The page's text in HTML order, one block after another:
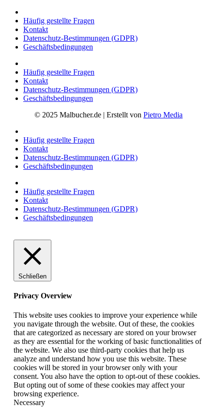
Häufig gestellte Fragen
Kontakt
Datenschutz-Bestimmungen (GDPR)
Geschäftsbedingungen
Häufig gestellte Fragen
Kontakt
Datenschutz-Bestimmungen (GDPR)
Geschäftsbedingungen
© 2025 Malbucher.de | Erstellt von Pietro Media
Häufig gestellte Fragen
Kontakt
Datenschutz-Bestimmungen (GDPR)
Geschäftsbedingungen
Häufig gestellte Fragen
Kontakt
Datenschutz-Bestimmungen (GDPR)
Geschäftsbedingungen
Schließen
Privacy Overview
This website uses cookies to improve your experience while
you navigate through the website. Out of these, the cookies
that are categorized as necessary are stored on your browser
as they are essential for the working of basic functionalities of
the website. We also use third-party cookies that help us
analyze and understand how you use this website. These
cookies will be stored in your browser only with your
consent. You also have the option to opt-out of these cookies.
But opting out of some of these cookies may affect your
browsing experience.
Necessary